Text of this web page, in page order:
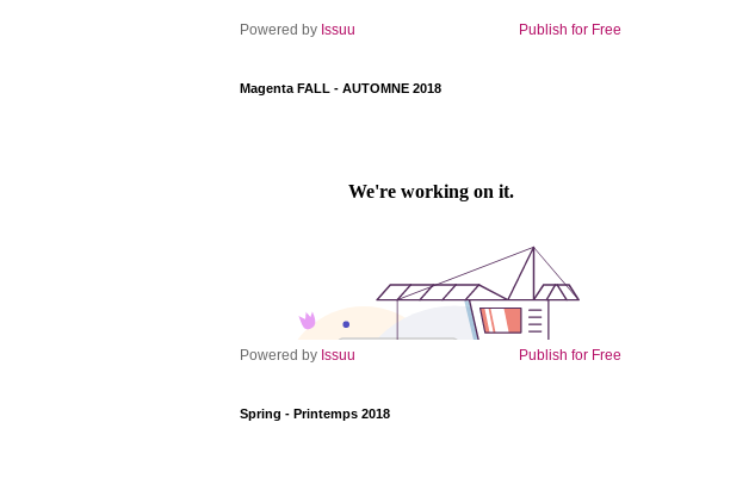
Powered by Issuu Publish for Free
Magenta FALL - AUTOMNE 2018
Powered by Issuu Publish for Free
Spring - Printemps 2018